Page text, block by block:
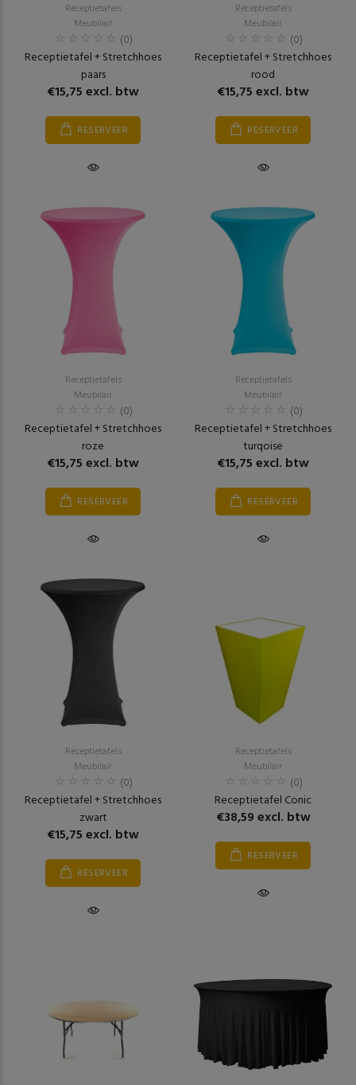
Receptietafels
Meubilair
(0)
Receptietafel + Stretchhoes
paars
€15,75 excl. btw
RESERVEER
Receptietafels
Meubilair
(0)
Receptietafel + Stretchhoes
rood
€15,75 excl. btw
RESERVEER
Receptietafels
Meubilair
(0)
Receptietafel + Stretchhoes
roze
€15,75 excl. btw
RESERVEER
Receptietafels
Meubilair
(0)
Receptietafel + Stretchhoes
turqoise
€15,75 excl. btw
RESERVEER
Receptietafels
Meubilair
(0)
Receptietafel + Stretchhoes
zwart
€15,75 excl. btw
RESERVEER
Receptietafels
Meubilair
(0)
Receptietafel Conic
€38,59 excl. btw
RESERVEER